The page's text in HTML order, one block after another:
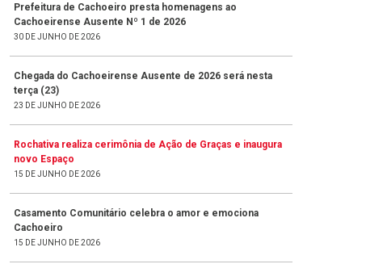
Prefeitura de Cachoeiro presta homenagens ao
Cachoeirense Ausente Nº 1 de 2026
30 DE JUNHO DE 2026
Chegada do Cachoeirense Ausente de 2026 será nesta
terça (23)
23 DE JUNHO DE 2026
Rochativa realiza cerimônia de Ação de Graças e inaugura
novo Espaço
15 DE JUNHO DE 2026
Casamento Comunitário celebra o amor e emociona
Cachoeiro
15 DE JUNHO DE 2026